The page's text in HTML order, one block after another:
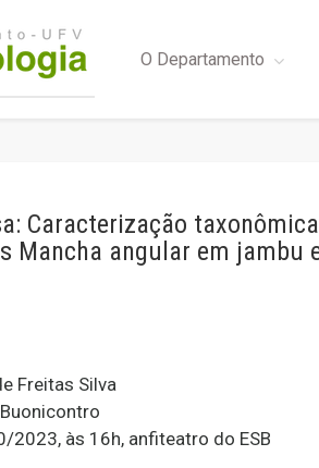
O Departamento
Caracterização
Mancha angular em jambu
Freitas Silva
2023, às 16h, anfiteatro do ESB